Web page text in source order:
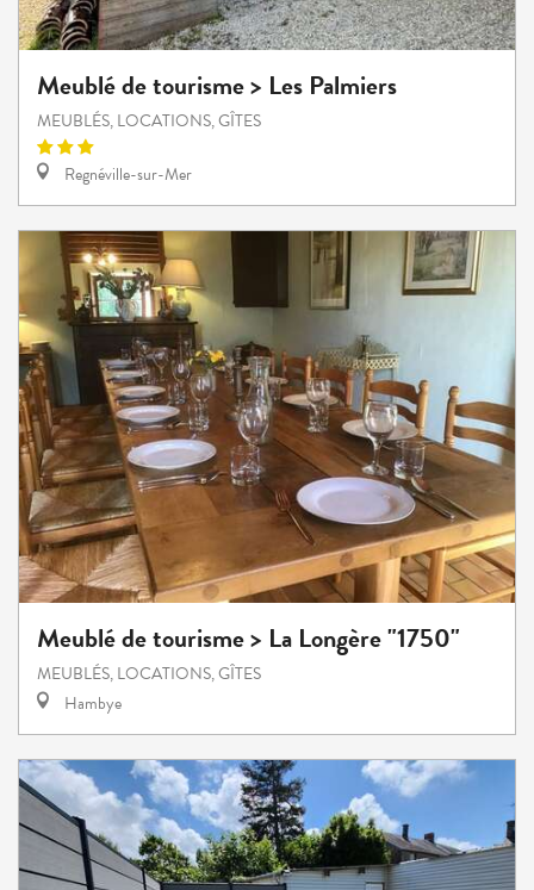
Meublé de tourisme > Les Palmiers
MEUBLÉS, LOCATIONS, GÎTES
Regnéville-sur-Mer
Meublé de tourisme > La Longère "1750"
MEUBLÉS, LOCATIONS, GÎTES
Hambye